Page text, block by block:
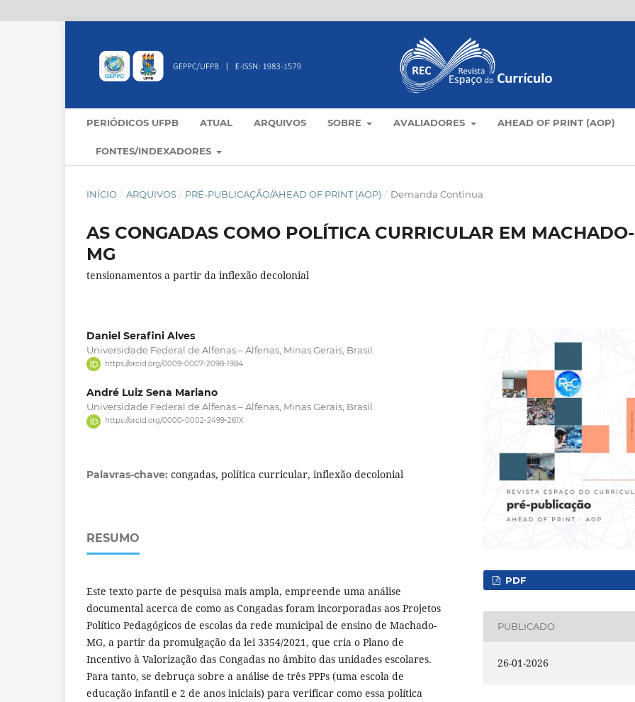
PERIÓDICOS UFPB ATUAL ARQUIVOS SOBRE AVALIADORES AHEAD OF PRINT (AOP)
FONTES/INDEXADORES
INÍCIO / ARQUIVOS / PRÉ-PUBLICAÇÃO/AHEAD OF PRINT (AOP) / Demanda Contínua
AS CONGADAS COMO POLÍTICA CURRICULAR EM MACHADO-
MG
tensionamentos a partir da inflexão decolonial
Daniel Serafini Alves
Universidade Federal de Alfenas – Alfenas, Minas Gerais, Brasil.
https://orcid.org/0009-0007-2098-1984
André Luiz Sena Mariano
Universidade Federal de Alfenas – Alfenas, Minas Gerais, Brasil.
https://orcid.org/0000-0002-2499-261X
Palavras-chave: congadas, política curricular, inflexão decolonial
RESUMO
Este texto parte de pesquisa mais ampla, empreende uma análise
documental acerca de como as Congadas foram incorporadas aos Projetos
Político Pedagógicos de escolas da rede municipal de ensino de Machado-
MG, a partir da promulgação da lei 3354/2021, que cria o Plano de
Incentivo à Valorização das Congadas no âmbito das unidades escolares.
Para tanto, se debruça sobre a análise de três PPPs (uma escola de
educação infantil e 2 de anos iniciais) para verificar como essa política
PDF
PUBLICADO
26-01-2026